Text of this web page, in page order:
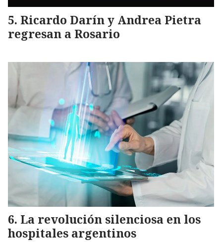
Ricardo Darín y Andrea Pietra
regresan a Rosario
La revolución silenciosa en los
hospitales argentinos